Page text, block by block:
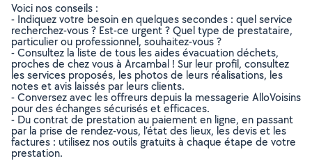
Voici nos conseils :
- Indiquez votre besoin en quelques secondes : quel service
recherchez-vous ? Est-ce urgent ? Quel type de prestataire,
particulier ou professionnel, souhaitez-vous ?
- Consultez la liste de tous les aides évacuation déchets,
proches de chez vous à Arcambal ! Sur leur profil, consultez
les services proposés, les photos de leurs réalisations, les
notes et avis laissés par leurs clients.
- Conversez avec les offreurs depuis la messagerie AlloVoisins
pour des échanges sécurisés et efficaces.
- Du contrat de prestation au paiement en ligne, en passant
par la prise de rendez-vous, l’état des lieux, les devis et les
factures : utilisez nos outils gratuits à chaque étape de votre
prestation.